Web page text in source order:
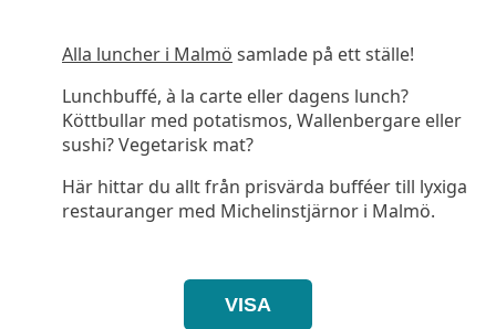
Alla luncher i Malmö samlade på ett ställe!
Lunchbuffé, à la carte eller dagens lunch?
Köttbullar med potatismos, Wallenbergare eller
sushi? Vegetarisk mat?
Här hittar du allt från prisvärda bufféer till lyxiga
restauranger med Michelinstjärnor i Malmö.
VISA